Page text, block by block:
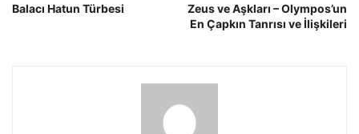
Balacı Hatun Türbesi
Zeus ve Aşkları – Olympos’un
En Çapkın Tanrısı ve İlişkileri